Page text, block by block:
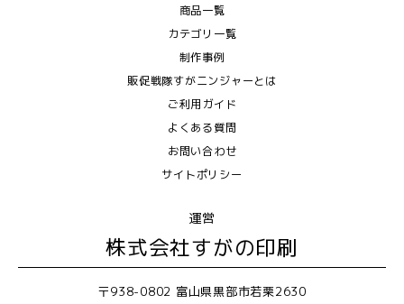
商品一覧
カテゴリ一覧
制作事例
販促戦隊すがニンジャーとは
ご利用ガイド
よくある質問
お問い合わせ
サイトポリシー
運営
株式会社すがの印刷
〒938-0802 富山県黒部市若栗2630